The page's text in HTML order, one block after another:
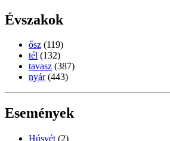
Évszakok
ősz (119)
tél (132)
tavasz (387)
nyár (443)
Események
Húsvét (2)